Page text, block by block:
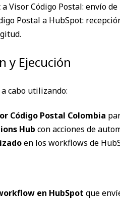
Visor Código Postal: envío
Postal a HubSpot:
y Ejecución
cabo utilizando:
Código Postal Colombia
Hub con acciones de
en los workflows de
en HubSpot que